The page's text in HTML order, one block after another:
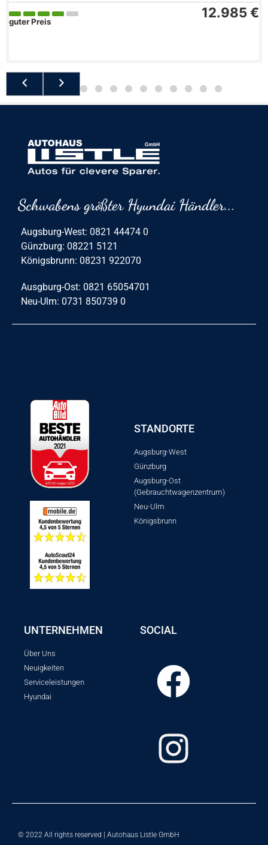
12.985 €
guter Preis
Schwabens größter Hyundai Händler...
Augsburg-West: 0821 44474 0
Günzburg: 08221 5121
Königsbrunn: 08231 922070
Ausgburg-Ost: 0821 65054701
Neu-Ulm: 0731 850739 0
STANDORTE
Augsburg-West
Günzburg
Augsburg-Ost
(Gebrauchtwagenzentrum)
Neu-Ulm
Königsbrunn
UNTERNEHMEN
Über Uns
Neuigkeiten
Serviceleistungen
Hyundai
SOCIAL
© 2022 All rights reserved | Autohaus Listle GmbH